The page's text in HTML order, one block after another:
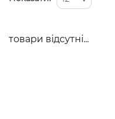
товари відсутні...